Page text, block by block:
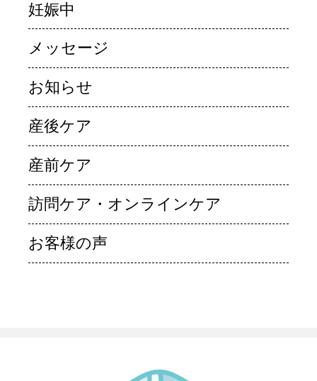
妊娠中
メッセージ
お知らせ
産後ケア
産前ケア
訪問ケア・オンラインケア
お客様の声